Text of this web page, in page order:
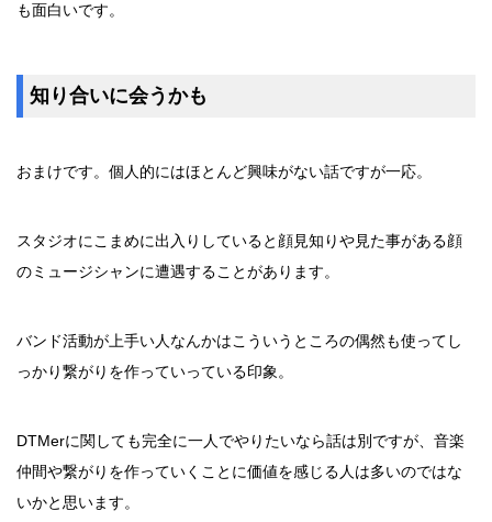
も面白いです。
知り合いに会うかも
おまけです。個人的にはほとんど興味がない話ですが一応。
スタジオにこまめに出入りしていると顔見知りや見た事がある顔
のミュージシャンに遭遇することがあります。
バンド活動が上手い人なんかはこういうところの偶然も使ってし
っかり繋がりを作っていっている印象。
DTMerに関しても完全に一人でやりたいなら話は別ですが、音楽
仲間や繋がりを作っていくことに価値を感じる人は多いのではな
いかと思います。